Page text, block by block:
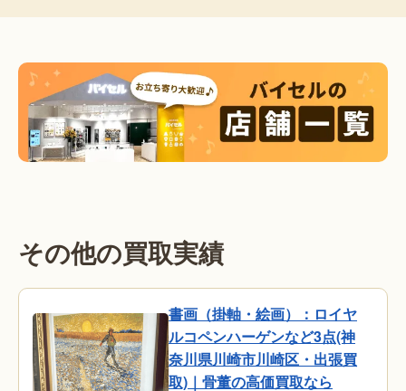
その他の買取実績
書画（掛軸・絵画）：ロイヤ
ルコペンハーゲンなど3点(神
奈川県川崎市川崎区・出張買
取)｜骨董の高価買取なら